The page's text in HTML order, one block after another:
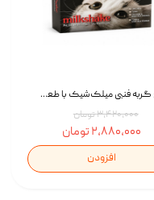
پوچ گربه فنبی میلک‌شیک با طعم مرغ Faenbei Cat Milk Shake Pouch بسته 12 عددی
۳,۴۲۰,۰۰۰ تومان
۲,۸۸۰,۰۰۰ تومان
افزودن